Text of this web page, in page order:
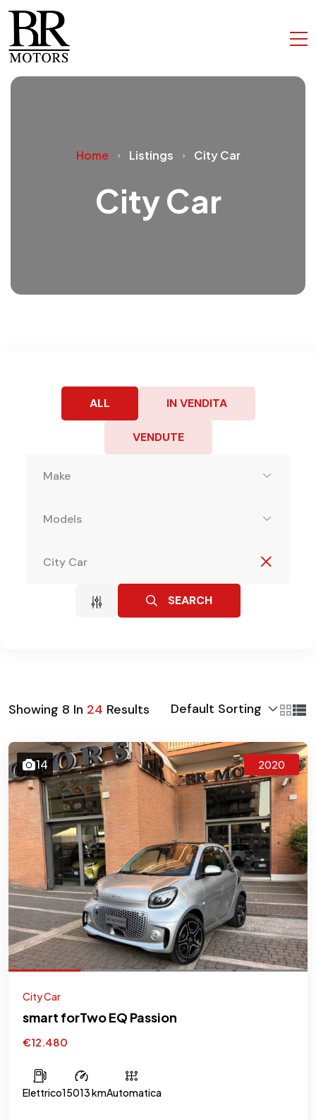
Home Listings City Car
City Car
ALL IN VENDITA
VENDUTE
Make
Models
City Car
SEARCH
Showing 8 In 24 Results Default Sorting
14 2020
City Car
smart forTwo EQ Passion
€12.480
Elettrico15013 kmAutomatica